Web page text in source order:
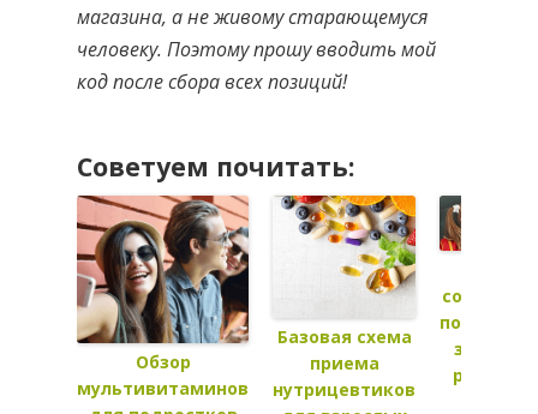
магазина, а не живому старающемуся
человеку. Поэтому прошу вводить мой
код после сбора всех позиций!
Советуем почитать:
Обзор
мультивитаминов
Базовая схема
приема
нутрицевтиков
ребенка